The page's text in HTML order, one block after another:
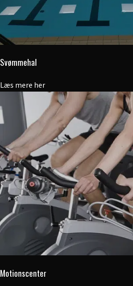
Svømmehal
Læs mere her
Motionscenter